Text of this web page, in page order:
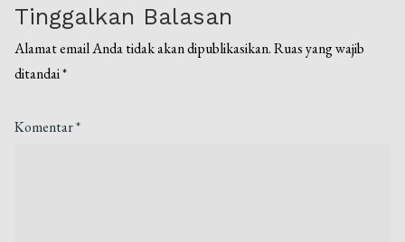
Tinggalkan Balasan
Alamat email Anda tidak akan dipublikasikan. Ruas yang wajib
ditandai*
Komentar*